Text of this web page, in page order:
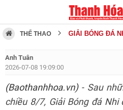
THỂ THAO GIẢI BÓNG ĐÁ
Anh Tuân
2026-07-08 19:09:00
(Baothanhhoa.vn)- Sau
chiều 8/7, Giải Bóng đá Nhi